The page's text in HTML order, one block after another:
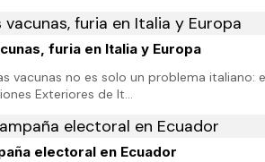
furia en Italia y Europa
vacunas no es solo un problema
Exteriores de It…
electoral en Ecuador